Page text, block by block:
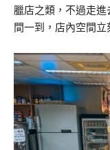
臘店之類，不過走
間一到，店內空間立